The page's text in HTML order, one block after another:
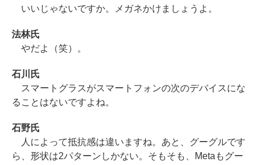
いいじゃないですか。メガネかけましょうよ。
法林氏
やだよ（笑）。
石川氏
スマートグラスがスマートフォンの次のデバイスにな
ることはないですよね。
石野氏
人によって抵抗感は違いますね。あと、グーグルです
ら、形状は2パターンしかない。そもそも、Metaもグー